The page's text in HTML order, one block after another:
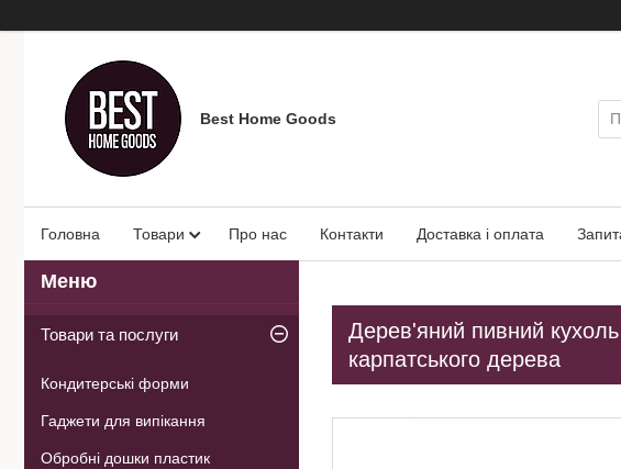
Best Home Goods
Головна Товари Про нас Контакти Доставка і оплата
Дерев'яний пивний
карпатського дерева
Товари та послуги
Кондитерські форми
Гаджети для випікання
Обробні дошки пластик